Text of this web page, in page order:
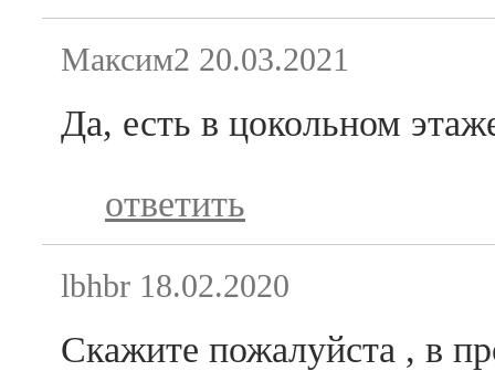
Максим2 20.03.2021
Да, есть в цокольном
ответить
lbhbr 18.02.2020
Скажите пожалуйста , в